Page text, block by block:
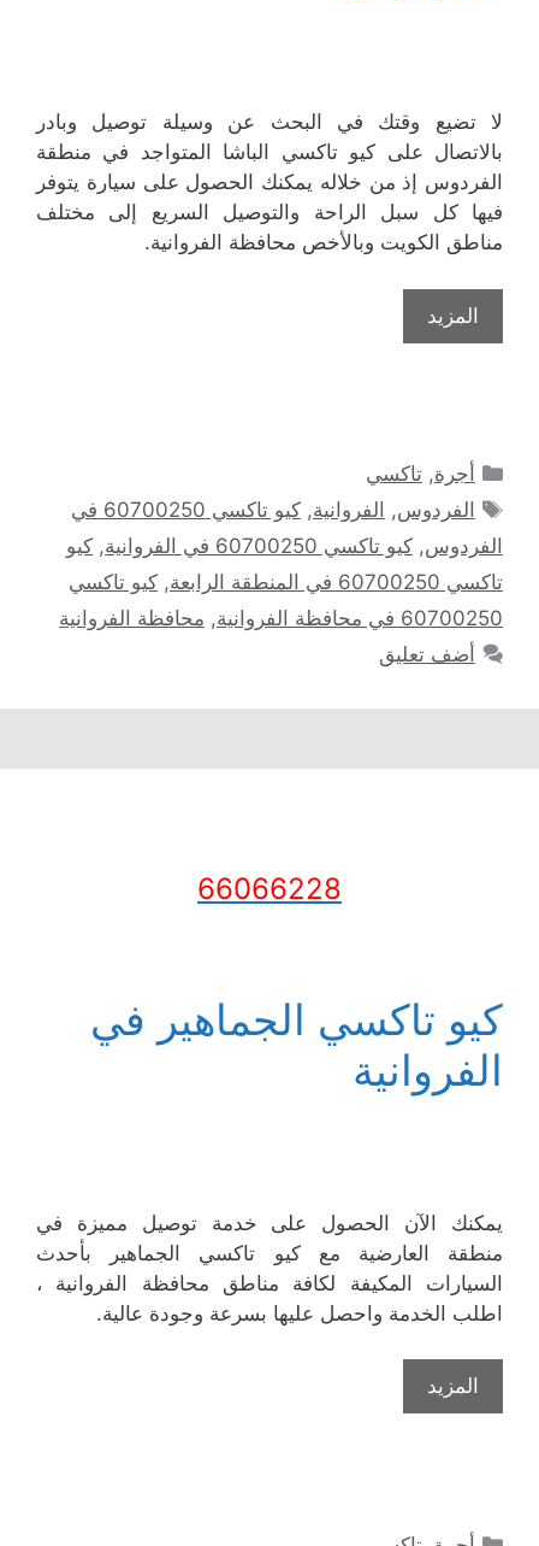
لا تضيع وقتك في البحث عن وسيلة توصيل وبادر
بالاتصال على كيو تاكسي الباشا المتواجد في منطقة
الفردوس إذ من خلاله يمكنك الحصول على سيارة يتوفر
فيها كل سبل الراحة والتوصيل السريع إلى مختلف
مناطق الكويت وبالأخص محافظة الفروانية.
المزيد
التصنيفات
أجرة,تاكسي
الوسوم
الفردوس, الفروانية,
كيو تاكسي 60700250 في
الفردوس, كيو تاكسي 60700250 في الفروانية , كيو
تاكسي 60700250 في المنطقة الرابعة
, كيو تاكسي
60700250 في محافظة الفروانية
, محافظة الفروانية
أضف تعليق
66066228
كيو تاكسي الجماهير في
الفروانية
يمكنك الآن الحصول على خدمة توصيل مميزة في
منطقة العارضية مع كيو تاكسي الجماهير بأحدث
السيارات المكيفة لكافة مناطق محافظة الفروانية ،
اطلب الخدمة واحصل عليها بسرعة وجودة عالية.
المزيد
التصنيفات